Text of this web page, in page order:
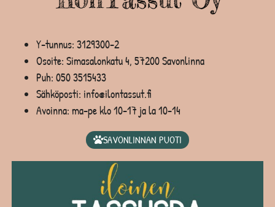
Y-tunnus: 3129300-2
Osoite: Simasalonkatu 4, 57200 Savonlinna
Puh: 050 3515433
Sähköposti: info@ilontassut.fi
Avoinna: ma-pe klo 10-17 ja la 10-14
SAVONLINNAN PUOTI